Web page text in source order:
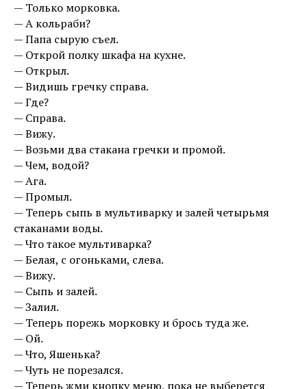
— Только морковка.
— А кольраби?
— Папа сырую съел.
— Открой полку шкафа на кухне.
— Открыл.
— Видишь гречку справа.
— Где?
— Справа.
— Вижу.
— Возьми два стакана гречки и промой.
— Чем, водой?
— Ага.
— Промыл.
— Теперь сыпь в мультиварку и залей четырьмя
стаканами воды.
— Что такое мультиварка?
— Белая, с огоньками, слева.
— Вижу.
— Сыпь и залей.
— Залил.
— Теперь порежь морковку и брось туда же.
— Ой.
— Что, Яшенька?
— Чуть не порезался.
— Теперь жми кнопку меню, пока не выберется